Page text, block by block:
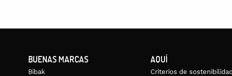
BUENAS MARCAS
Bibak
AQUÍ
Criterios de sostenibilidad